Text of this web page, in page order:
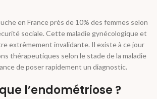
en France près de 10% des femmes selon
sociale. Cette maladie gynécologique et
extrêmement invalidante. Il existe à ce jour
thérapeutiques selon le stade de la maladie
de poser rapidement un diagnostic.
l’endométriose ?